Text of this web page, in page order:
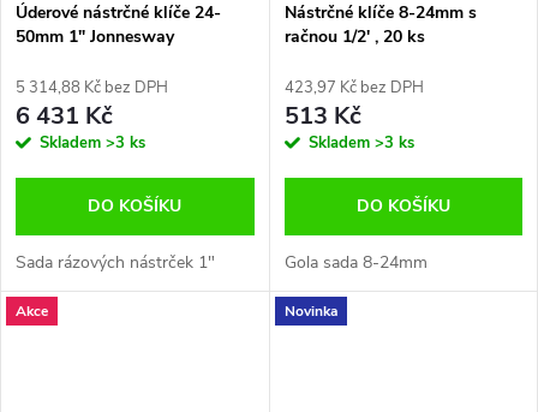
Úderové nástrčné klíče 24-
50mm 1" Jonnesway
5 314,88 Kč bez DPH
6 431 Kč
Skladem >3 ks
DO KOŠÍKU
Sada rázových nástrček 1"
Nástrčné klíče 8-24mm s
račnou 1/2' , 20 ks
423,97 Kč bez DPH
513 Kč
Skladem >3 ks
DO KOŠÍKU
Gola sada 8-24mm
Akce Novinka